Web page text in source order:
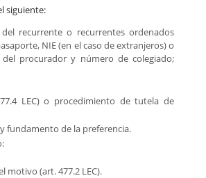
siguiente:
recurrente o recurrentes ordenados
NIE (en el caso de extranjeros) o
procurador y número de colegiado;
LEC) o procedimiento de tutela de
fundamento de la preferencia.
motivo (art. 477.2 LEC).